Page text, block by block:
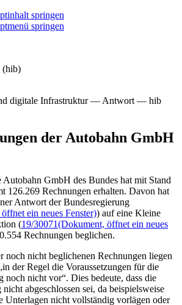
springen
springen
(hib)
digitale Infrastruktur — Antwort — hib
der Autobahn GmbH
GmbH des Bundes hat mit Stand
126.269 Rechnungen erhalten. Davon hat
Antwort der Bundesregierung
ein neues Fenster)) auf eine Kleine
(19/30071(Dokument, öffnet ein neues
Rechnungen beglichen.
noch nicht beglichenen Rechnungen liegen
der Regel die Voraussetzungen für die
noch nicht vor“. Dies bedeute, dass die
abgeschlossen sei, da beispielsweise
Unterlagen nicht vollständig vorlägen oder